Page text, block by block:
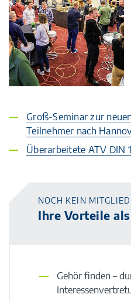
Groß-Seminar zur
Teilnehmer nach
Überarbeitete ATV DIN
NOCH KEIN
Ihre Vorteile
Gehör finden –